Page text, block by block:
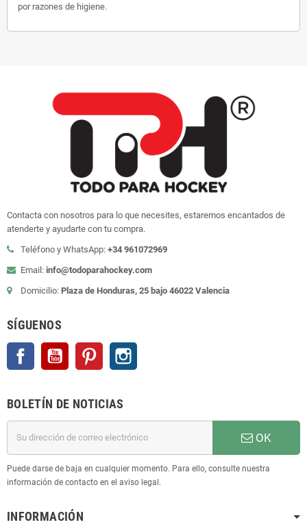
por razones de higiene.
Contacta con nosotros para lo que necesites, estaremos encantados de
atenderte y ayudarte con tu compra.
Teléfono y WhatsApp: +34 961072969
Email: info@todoparahockey.com
Domicilio: Plaza de Honduras, 25 bajo 46022 Valencia
SÍGUENOS
Facebook YouTube Pinterest
BOLETÍN DE NOTICIAS
OK
Puede darse de baja en cualquier momento. Para ello, consulte nuestra
información de contacto en el aviso legal.
INFORMACIÓN